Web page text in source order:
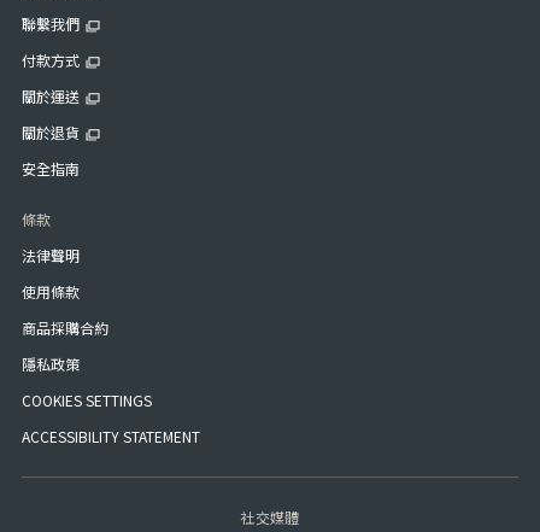
聯繫我們
付款方式
關於運送
關於退貨
安全指南
條款
法律聲明
使用條款
商品採購合約
隱私政策
COOKIES SETTINGS
ACCESSIBILITY STATEMENT
社交媒體